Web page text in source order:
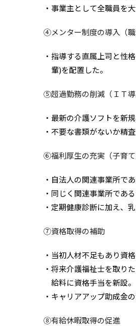
事業主として全職員を
④メンター制度の導入（職
指導する直属上司と性
輩)を配置した。
⑤超過勤務の削減（ＩＴ導
最新の介護ソフトを新
不要な書類がないか精
⑥福利厚生の充実（子育て
自法人の関連事業所で
同じく関連事業所であ
定期健康診断に加え、
⑦資格取得の補助
当初人材不足もあり資
将来介護福祉士を取り
給料に資格手当を新設。
キャリアアップ助成金
⑧有給休暇取得の促進